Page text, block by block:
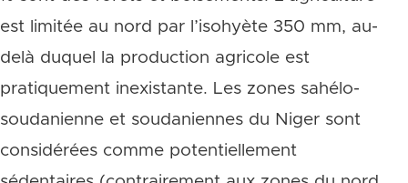
est limitée au nord par l’isohyète 350 mm, au-
delà duquel la production agricole est
pratiquement inexistante. Les zones sahélo-
soudanienne et soudaniennes du Niger sont
considérées comme potentiellement